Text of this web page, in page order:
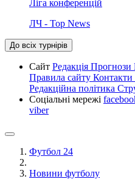
Ліга конференцій
ЛЧ - Top News
До всіх турнірів
Сайт Редакція Прогнози
Правила сайту Контакти
Редакційна політика
Соціальні мережі
viber
Футбол 24
Новини футболу